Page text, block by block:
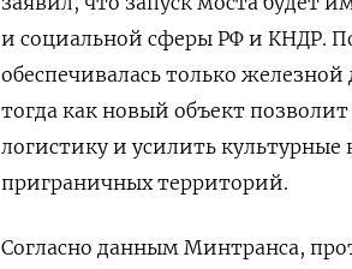
и социальной сферы РФ и КНДР.
обеспечивалась только
тогда как новый объект
логистику и усилить
приграничных территорий.
Согласно данным Минтранса,